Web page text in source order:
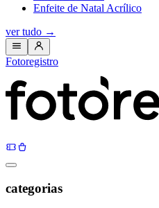
Enfeite de Natal Acrílico
ver tudo →
Fotoregistro
categorias